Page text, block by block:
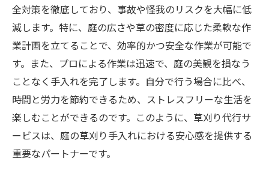
全対策を徹底しており、事故や怪我のリスクを大幅に低
減します。特に、庭の広さや草の密度に応じた柔軟な作
業計画を立てることで、効率的かつ安全な作業が可能で
す。また、プロによる作業は迅速で、庭の美観を損なう
ことなく手入れを完了します。自分で行う場合に比べ、
時間と労力を節約できるため、ストレスフリーな生活を
楽しむことができるのです。このように、草刈り代行サ
ービスは、庭の草刈り手入れにおける安心感を提供する
重要なパートナーです。